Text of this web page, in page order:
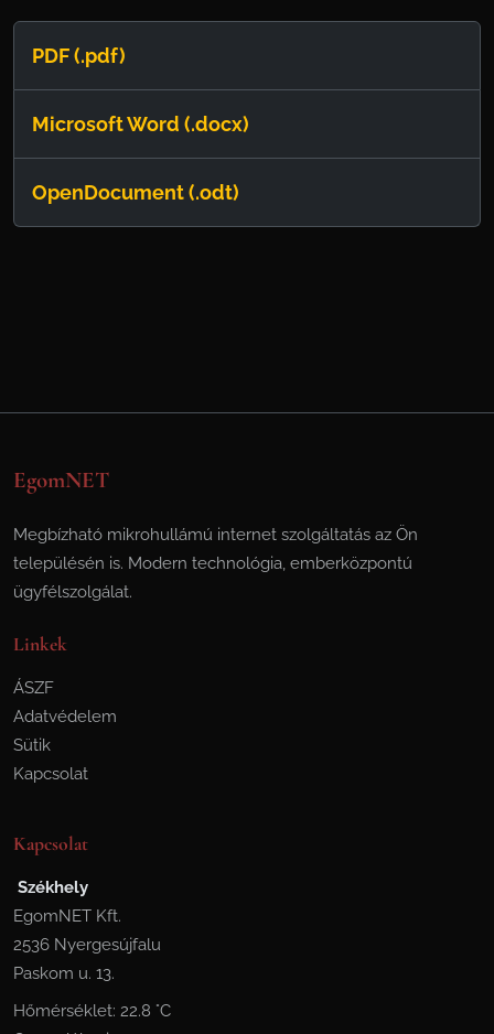
PDF (.pdf)
Microsoft Word (.docx)
OpenDocument (.odt)
EgomNET
Megbízható mikrohullámú internet szolgáltatás az Ön
településén is. Modern technológia, emberközpontú
ügyfélszolgálat.
Linkek
ÁSZF
Adatvédelem
Sütik
Kapcsolat
Kapcsolat
Székhely
EgomNET Kft.
2536 Nyergesújfalu
Paskom u. 13.
Hőmérséklet: 22.8 °C